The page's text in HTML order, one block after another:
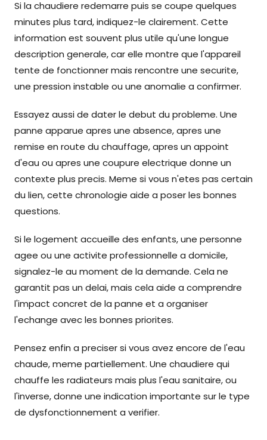
Si la chaudiere redemarre puis se coupe quelques
minutes plus tard, indiquez-le clairement. Cette
information est souvent plus utile qu'une longue
description generale, car elle montre que l'appareil
tente de fonctionner mais rencontre une securite,
une pression instable ou une anomalie a confirmer.
Essayez aussi de dater le debut du probleme. Une
panne apparue apres une absence, apres une
remise en route du chauffage, apres un appoint
d'eau ou apres une coupure electrique donne un
contexte plus precis. Meme si vous n'etes pas certain
du lien, cette chronologie aide a poser les bonnes
questions.
Si le logement accueille des enfants, une personne
agee ou une activite professionnelle a domicile,
signalez-le au moment de la demande. Cela ne
garantit pas un delai, mais cela aide a comprendre
l'impact concret de la panne et a organiser
l'echange avec les bonnes priorites.
Pensez enfin a preciser si vous avez encore de l'eau
chaude, meme partiellement. Une chaudiere qui
chauffe les radiateurs mais plus l'eau sanitaire, ou
l'inverse, donne une indication importante sur le type
de dysfonctionnement a verifier.